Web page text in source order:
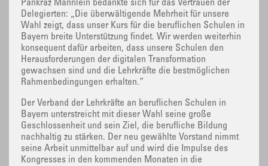
Pankraz Männlein bedankte sich für das Vertrauen der
Delegierten: „Die überwältigende Mehrheit für unsere
Wahl zeigt, dass unser Kurs für die beruflichen Schulen in
Bayern breite Unterstützung findet. Wir werden weiterhin
konsequent dafür arbeiten, dass unsere Schulen den
Herausforderungen der digitalen Transformation
gewachsen sind und die Lehrkräfte die bestmöglichen
Rahmenbedingungen erhalten.“
Der Verband der Lehrkräfte an beruflichen Schulen in
Bayern unterstreicht mit dieser Wahl seine große
Geschlossenheit und sein Ziel, die berufliche Bildung
nachhaltig zu stärken. Der neu gewählte Vorstand nimmt
seine Arbeit unmittelbar auf und wird die Impulse des
Kongresses in den kommenden Monaten in die